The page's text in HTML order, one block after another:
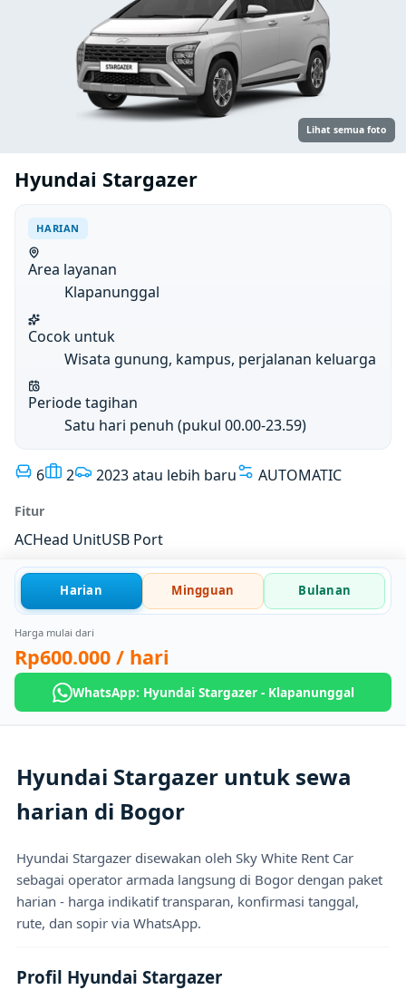
Lihat semua foto
Hyundai Stargazer
HARIAN
Area layanan
Klapanunggal
Cocok untuk
Wisata gunung, kampus, perjalanan keluarga
Periode tagihan
Satu hari penuh (pukul 00.00-23.59)
6 2 2023 atau lebih baru AUTOMATIC
Fitur
ACHead UnitUSB Port
Harian Mingguan Bulanan
Harga mulai dari
Rp600.000 / hari
WhatsApp: Hyundai Stargazer - Klapanunggal
Hyundai Stargazer untuk sewa
harian di Bogor
Hyundai Stargazer disewakan oleh Sky White Rent Car
sebagai operator armada langsung di Bogor dengan paket
harian - harga indikatif transparan, konfirmasi tanggal,
rute, dan sopir via WhatsApp.
Profil Hyundai Stargazer